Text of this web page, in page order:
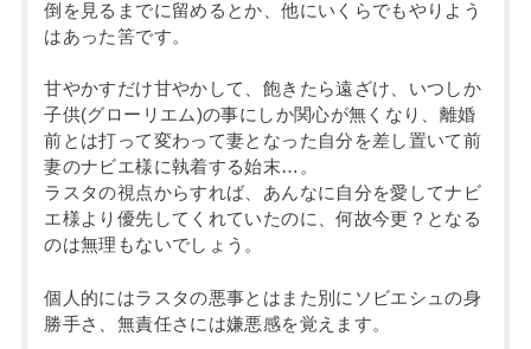
倒を見るまでに留めるとか、他にいくらでもやりよう
はあった筈です。
甘やかすだけ甘やかして、飽きたら遠ざけ、いつしか
子供(グローリエム)の事にしか関心が無くなり、離婚
前とは打って変わって妻となった自分を差し置いて前
妻のナビエ様に執着する始末…。
ラスタの視点からすれば、あんなに自分を愛してナビ
エ様より優先してくれていたのに、何故今更？となる
のは無理もないでしょう。
個人的にはラスタの悪事とはまた別にソビエシュの身
勝手さ、無責任さには嫌悪感を覚えます。